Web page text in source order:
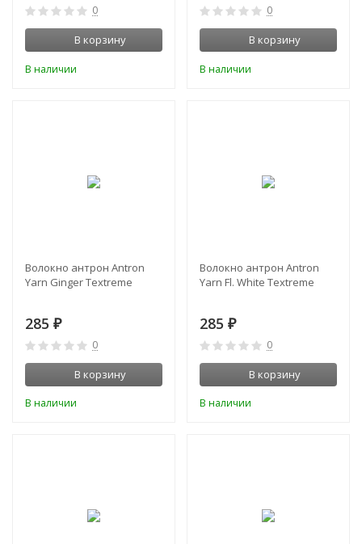
0
В корзину
В наличии
0
В корзину
В наличии
Волокно антрон Antron
Yarn Ginger Textreme
285 ₽
0
В корзину
В наличии
Волокно антрон Antron
Yarn Fl. White Textreme
285 ₽
0
В корзину
В наличии